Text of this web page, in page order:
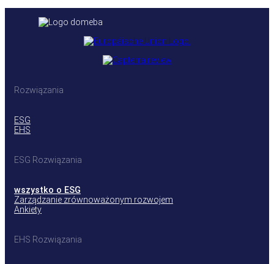
Rozwiązania
ESG
EHS
ESG Rozwiązania
wszystko o ESG
Zarządzanie zrównoważonym rozwojem
Ankiety
EHS Rozwiązania